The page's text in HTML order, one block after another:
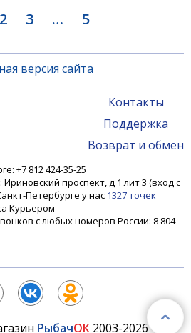
2 3 … 5
версия сайта
Контакты
Поддержка
Возврат и обмен
+7 812 424-35-25
проспект, д 1 лит 3 (вход с
Петербурге у нас 1327 точек
Курьером
с любых номеров России: 8 804
РыбачОК 2003-2026